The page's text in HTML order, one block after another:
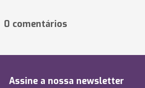
0 comentários
Assine a nossa newsletter